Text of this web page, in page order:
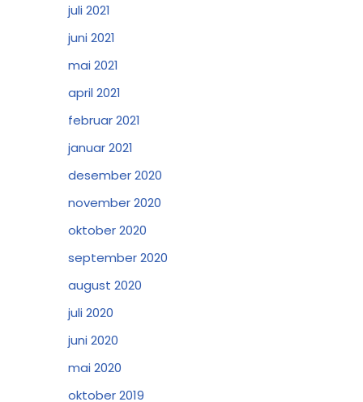
juli 2021
juni 2021
mai 2021
april 2021
februar 2021
januar 2021
desember 2020
november 2020
oktober 2020
september 2020
august 2020
juli 2020
juni 2020
mai 2020
oktober 2019